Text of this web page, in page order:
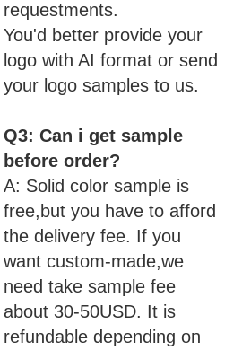
requestments.
You'd better provide your
logo with AI format or send
your logo samples to us.
Q3: Can i get sample
before order?
A: Solid color sample is
free,but you have to afford
the delivery fee. If you
want custom-made,we
need take sample fee
about 30-50USD. It is
refundable depending on